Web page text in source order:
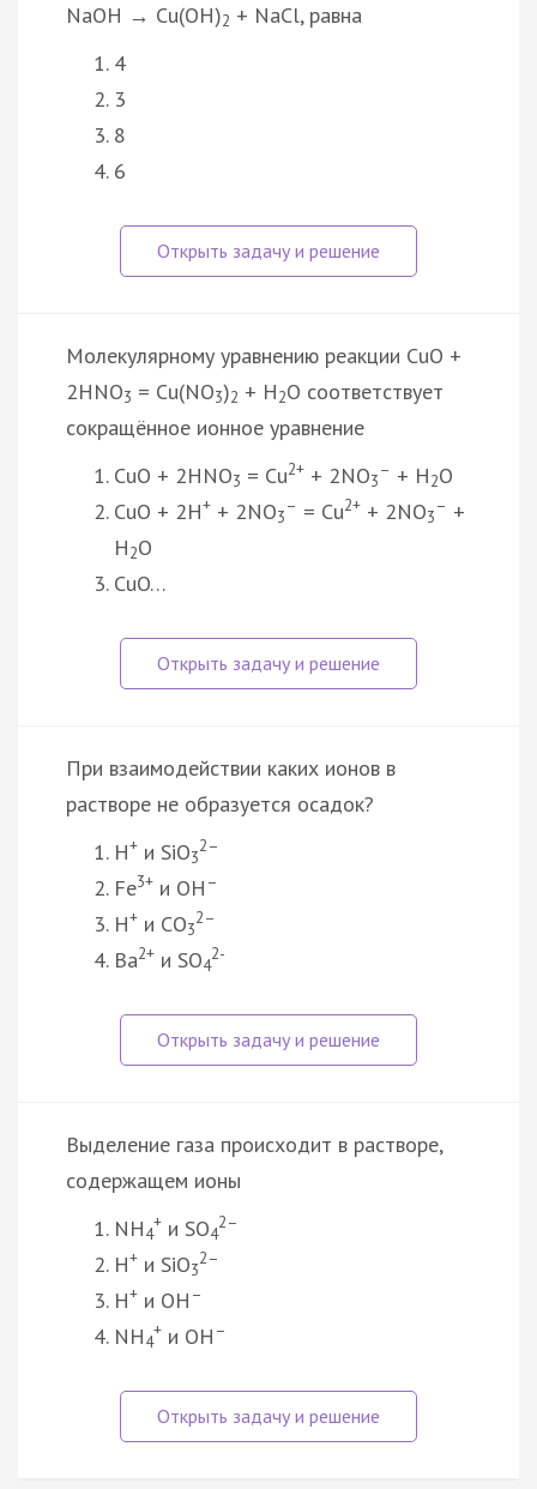
NaOH → Cu(OH)2 + NaCl, равна
4
3
8
6
Молекулярному уравнению реакции CuO +
2HNO3 = Cu(NO3)2 + H2O соответствует
сокращённое ионное уравнение
CuO + 2HNO3 = Cu2+ + 2NO3
– + H2O
CuO + 2H+ + 2NO3
– = Cu2+ + 2NO3
– +
H2O
CuO…
При взаимодействии каких ионов в
растворе не образуется осадок?
H+ и SiO3
2–
Fe3+ и OH –
H+ и CO3
2–
Ba2+ и SO4
2-
Выделение газа происходит в растворе,
содержащем ионы
NH4
+ и SO4
2–
H+ и SiO3
2–
H+ и OH –
NH4
+ и OH –